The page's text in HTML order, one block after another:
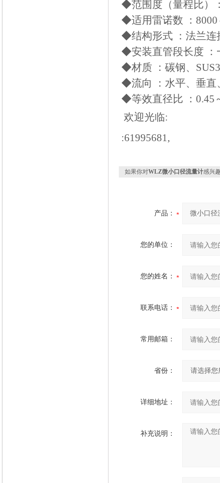
◆范围度（量程比）
◆适用雷诺数 ：8000
◆结构形式 ：法兰连
◆安装直管段长度 ：
◆材质 ：碳钢、
◆流向 ：水平、垂直
◆等效直径比 ：0.45
欢迎光临:
:61995681,
如果你对WLZ微小口径流量计感兴
产品：
您的单位：
您的姓名：
联系电话：
常用邮箱：
省份：
详细地址：
补充说明：